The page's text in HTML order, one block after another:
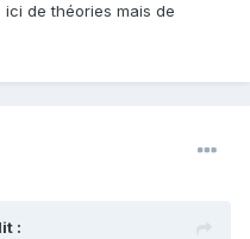
de théories mais de
: